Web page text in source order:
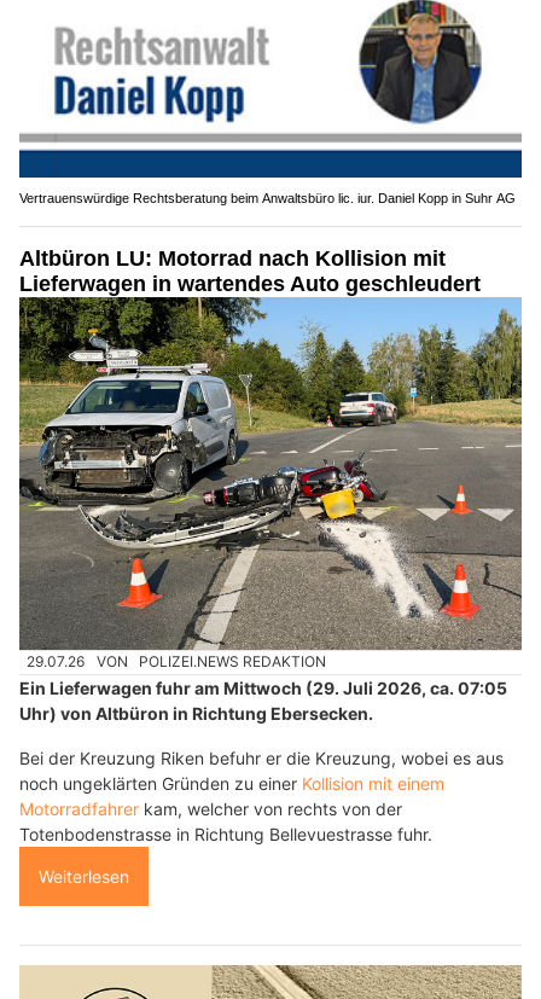
Vertrauenswürdige Rechtsberatung beim Anwaltsbüro lic. iur. Daniel Kopp in Suhr AG
Altbüron LU: Motorrad nach Kollision mit
Lieferwagen in wartendes Auto geschleudert
29.07.26 VON POLIZEI.NEWS REDAKTION
Ein Lieferwagen fuhr am Mittwoch (29. Juli 2026, ca. 07:05
Uhr) von Altbüron in Richtung Ebersecken.
Bei der Kreuzung Riken befuhr er die Kreuzung, wobei es aus
noch ungeklärten Gründen zu einer Kollision mit einem
Motorradfahrer kam, welcher von rechts von der
Totenbodenstrasse in Richtung Bellevuestrasse fuhr.
Weiterlesen